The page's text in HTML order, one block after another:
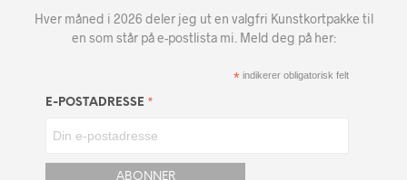
Hver måned i 2026 deler jeg ut en valgfri Kunstkortpakke til
en som står på e-postlista mi. Meld deg på her:
* indikerer obligatorisk felt
E-POSTADRESSE *